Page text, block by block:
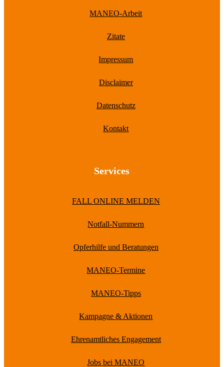
MANEO-Arbeit
Zitate
Impressum
Disclaimer
Datenschutz
Kontakt
Services
FALL ONLINE MELDEN
Notfall-Nummern
Opferhilfe und Beratungen
MANEO-Termine
MANEO-Tipps
Kampagne & Aktionen
Ehrenamtliches Engagement
Jobs bei MANEO